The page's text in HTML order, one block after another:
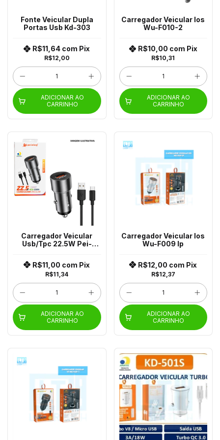
Fonte Veicular Dupla
Portas Usb Kd-303
R$12,00
R$11,64 com Pix
ADICIONAR AO
CARRINHO
Carregador Veicular Ios
Wu-F010-2
R$10,31
R$10,00 com Pix
ADICIONAR AO
CARRINHO
Carregador Veicular
Usb/Tpc 22.5W Pei-
R$11,34
R$11,00 com Pix
ADICIONAR AO
CARRINHO
Carregador Veicular Ios
Wu-F009 Ip
R$12,37
R$12,00 com Pix
ADICIONAR AO
CARRINHO